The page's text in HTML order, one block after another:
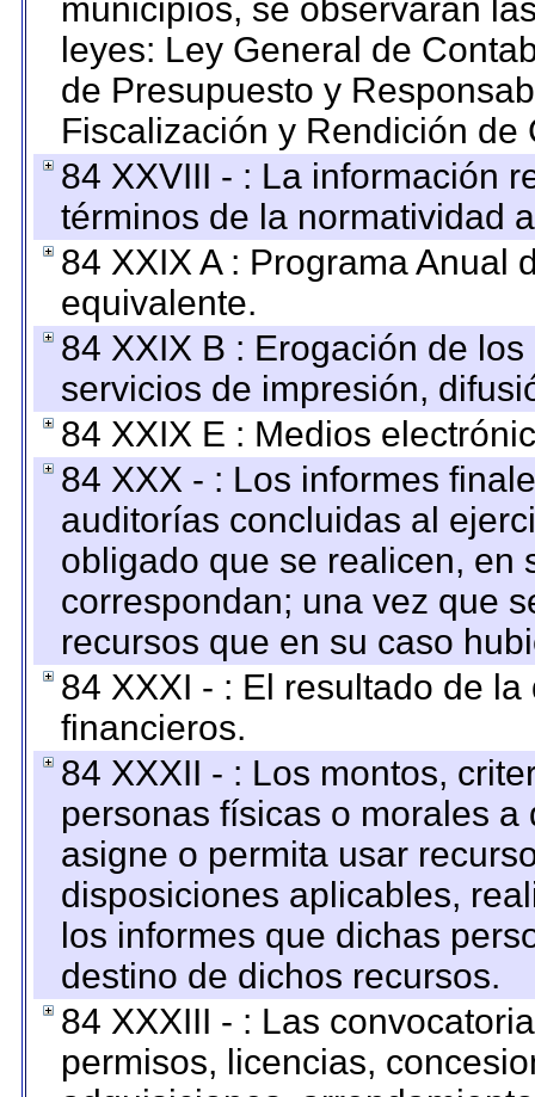
municipios, se observarán
leyes: Ley General de
de Presupuesto y
Fiscalización y Rendición
84 XXVIII - : La información
términos de la normatividad
84 XXIX A : Programa Anual
equivalente.
84 XXIX B : Erogación de
servicios de impresión,
84 XXIX E : Medios
84 XXX - : Los informes
auditorías concluidas al
obligado que se realicen, en
correspondan; una vez que
recursos que en su caso
84 XXXI - : El resultado de
financieros.
84 XXXII - : Los montos,
personas físicas o morales
asigne o permita usar
disposiciones aplicables,
los informes que dichas
destino de dichos recursos.
84 XXXIII - : Las
permisos, licencias,